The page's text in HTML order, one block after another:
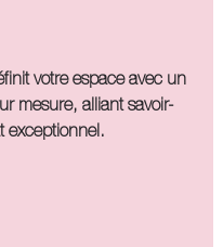
votre espace avec un
mesure, alliant savoir-
exceptionnel.